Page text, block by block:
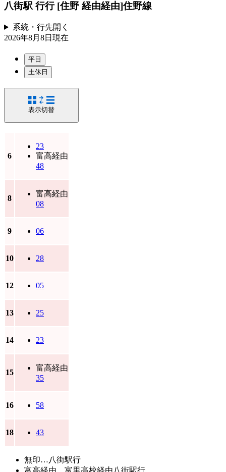
八街駅 行行 [住野 経由経由]住野線
系統・行先開く
2026年8月8日 現在
平日
土休日
表示切替
6
23
富高経由
48
8
富高経由
08
9 06
10 28
12 05
13 25
14 23
15
富高経由
35
16 58
18 43
無印…八街駅行
富高経由…富里高校経由八街駅行